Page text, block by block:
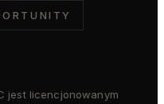
jest licencjonowanym